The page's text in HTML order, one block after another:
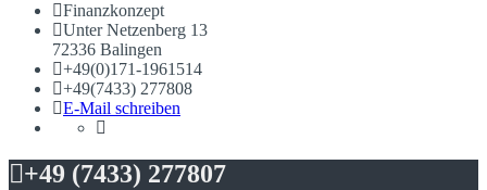
Finanzkonzept
Unter Netzenberg 13
72336 Balingen
+49(0)171-1961514
+49(7433) 277808
E-Mail schreiben
+49 (7433) 277807